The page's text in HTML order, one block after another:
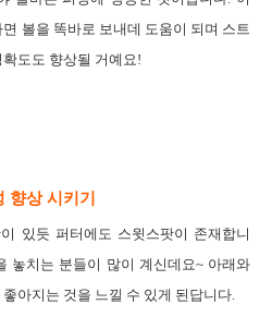
볼을 똑바로 보내데 도움이 되며 스트
도도 향상될 거예요 !
향상 시키기
있듯 퍼터에도 스윗스팟이 존재합니
놓치는 분들이 많이 계신데요~ 아래와
아지는 것을 느낄 수 있게 된답니다